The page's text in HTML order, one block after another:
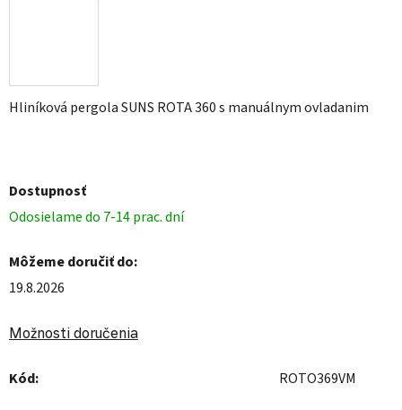
Hliníková pergola SUNS ROTA 360 s manuálnym ovladanim
Dostupnosť
Odosielame do 7-14 prac. dní
Môžeme doručiť do:
19.8.2026
Možnosti doručenia
Kód: ROTO369VM